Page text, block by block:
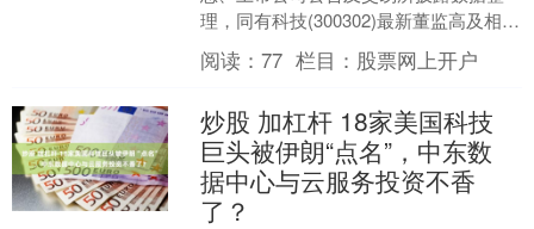
理，同有科技(300302)最新董监高及相关
人员股份变动情况：2025年6月26日公司
董....
阅读：77 栏目： 股票网上开户
炒股 加杠杆 18家美国科技
巨头被伊朗“点名”，中东数
据中心与云服务投资不香
了？